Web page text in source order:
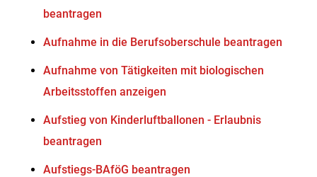
beantragen
Aufnahme in die Berufsoberschule beantragen
Aufnahme von Tätigkeiten mit biologischen
Arbeitsstoffen anzeigen
Aufstieg von Kinderluftballonen - Erlaubnis
beantragen
Aufstiegs-BAföG beantragen